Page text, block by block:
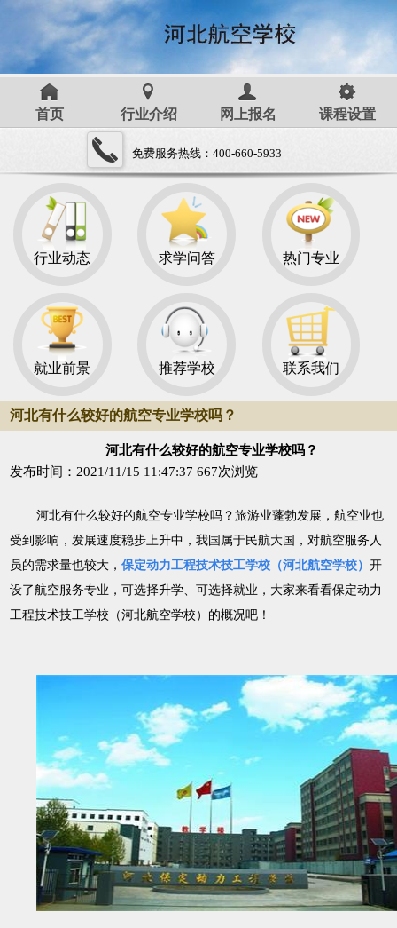
首页 行业介绍 网上报名 课程设置
免费服务热线：400-660-5933
行业动态 求学问答 热门专业
就业前景 推荐学校 联系我们
河北有什么较好的航空专业学校吗？
河北有什么较好的航空专业学校吗？
发布时间：2021/11/15 11:47:37667次浏览
河北有什么较好的航空专业学校吗？旅游业蓬勃发展，航空业也
受到影响，发展速度稳步上升中，我国属于民航大国，对航空服务人
员的需求量也较大，保定动力工程技术技工学校（河北航空学校）开
设了航空服务专业，可选择升学、可选择就业，大家来看看保定动力
工程技术技工学校（河北航空学校）的概况吧！